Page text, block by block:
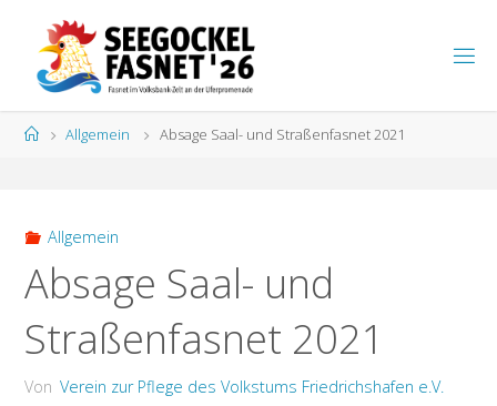
springen
EEG
OCK
StartAllgemein Absage Saal- und Straßenfasnet 2021
Allgemein
Absage Saal- und
Straßenfasnet 2021
Von Verein zur Pflege des Volkstums Friedrichshafen e.V.